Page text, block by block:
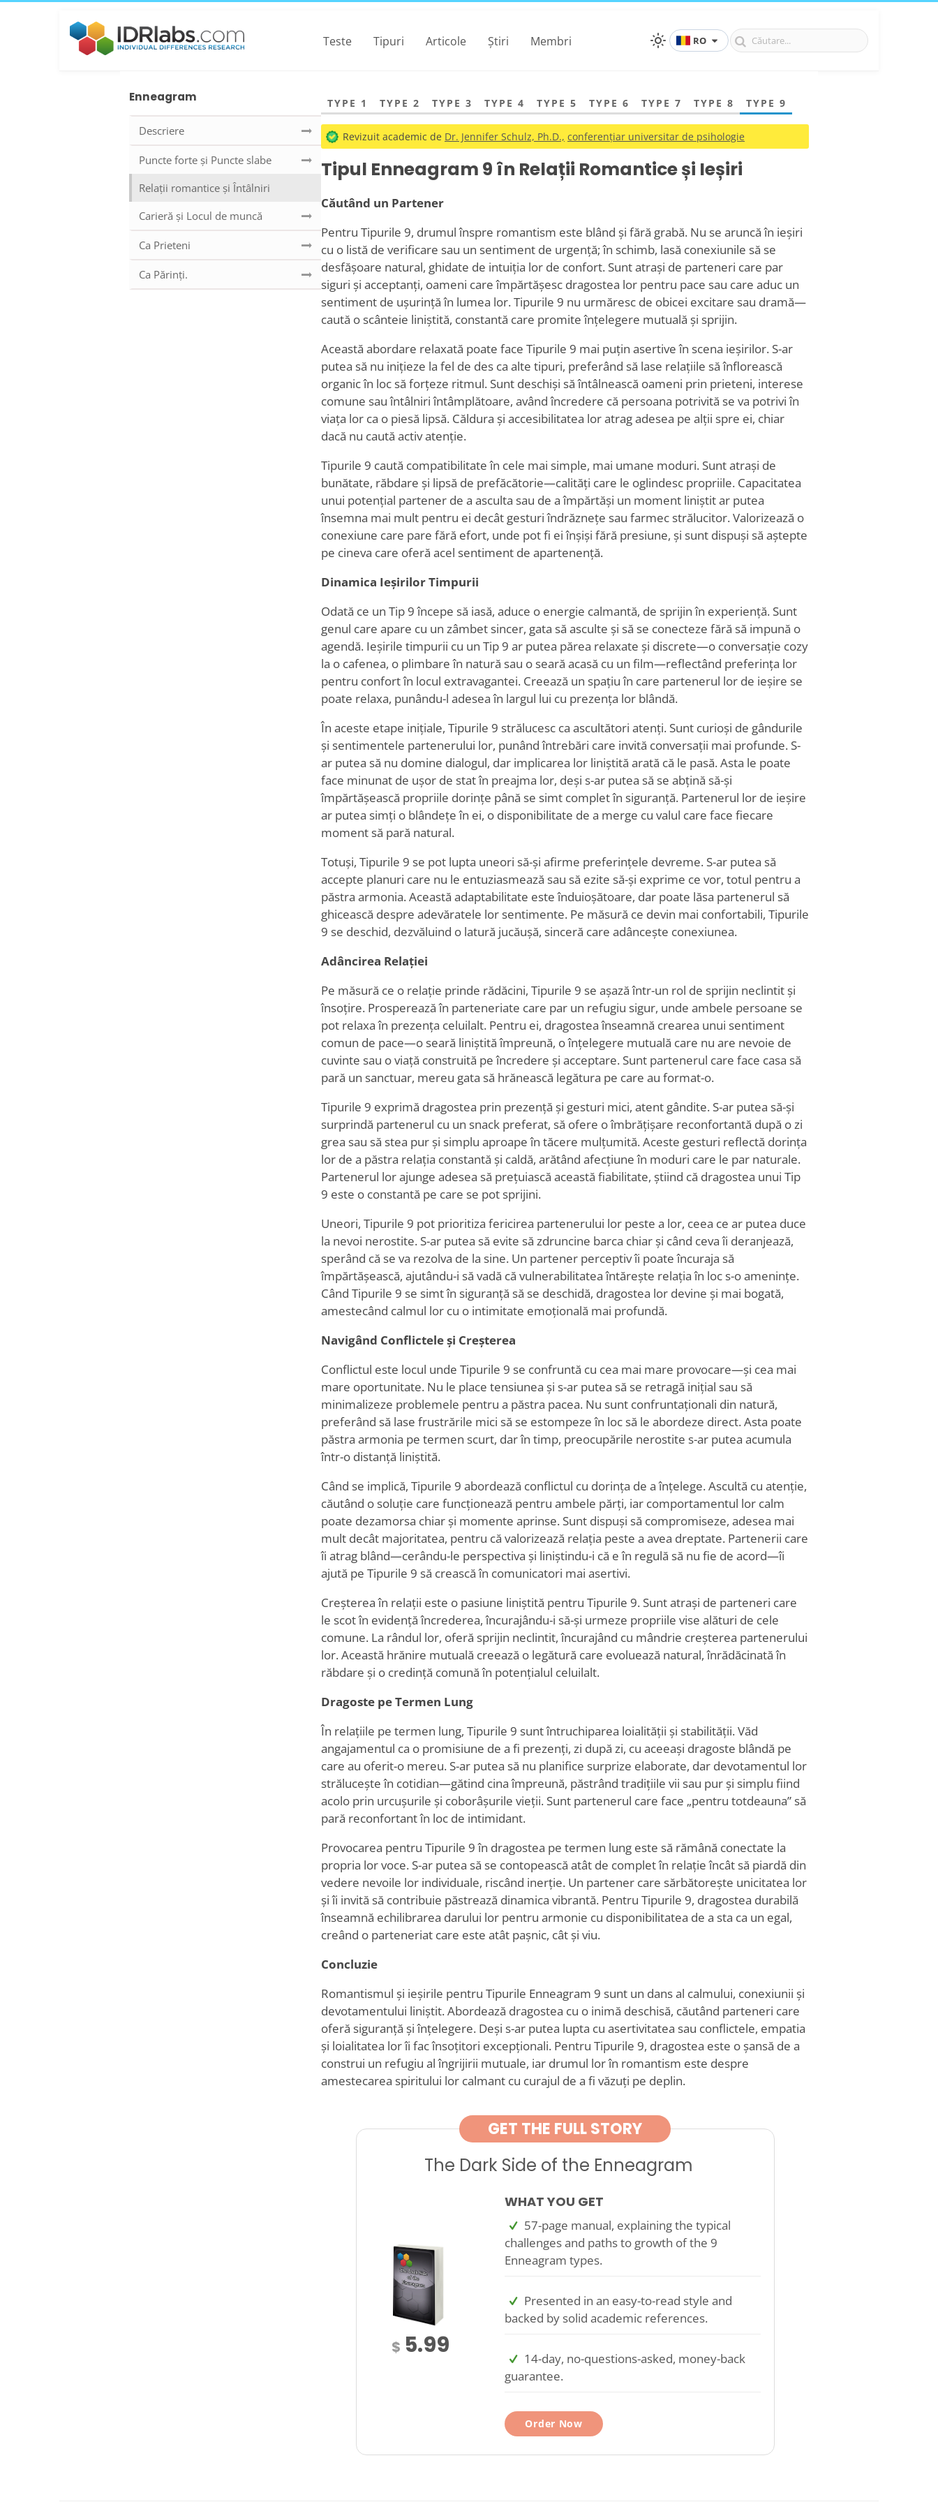
Teste Tipuri Articole Știri Membri RO
Enneagram
Descriere
Puncte forte și Puncte slabe
Relații romantice și Întâlniri
Carieră și Locul de muncă
Ca Prieteni
Ca Părinți.
TYPE 1 TYPE 2 TYPE 3 TYPE 4 TYPE 5 TYPE 6 TYPE 7 TYPE 8 TYPE 9
Revizuit academic de Dr. Jennifer Schulz, Ph.D., conferențiar universitar de psihologie
Tipul Enneagram 9 în Relații Romantice și Ieșiri
Căutând un Partener
Pentru Tipurile 9, drumul înspre romantism este blând și fără grabă. Nu se aruncă în ieșiri
cu o listă de verificare sau un sentiment de urgență; în schimb, lasă conexiunile să se
desfășoare natural, ghidate de intuiția lor de confort. Sunt atrași de parteneri care par
siguri și acceptanți, oameni care împărtășesc dragostea lor pentru pace sau care aduc un
sentiment de ușurință în lumea lor. Tipurile 9 nu urmăresc de obicei excitare sau dramă—
caută o scânteie liniștită, constantă care promite înțelegere mutuală și sprijin.
Această abordare relaxată poate face Tipurile 9 mai puțin asertive în scena ieșirilor. S-ar
putea să nu inițieze la fel de des ca alte tipuri, preferând să lase relațiile să înflorească
organic în loc să forțeze ritmul. Sunt deschiși să întâlnească oameni prin prieteni, interese
comune sau întâlniri întâmplătoare, având încredere că persoana potrivită se va potrivi în
viața lor ca o piesă lipsă. Căldura și accesibilitatea lor atrag adesea pe alții spre ei, chiar
dacă nu caută activ atenție.
Tipurile 9 caută compatibilitate în cele mai simple, mai umane moduri. Sunt atrași de
bunătate, răbdare și lipsă de prefăcătorie—calități care le oglindesc propriile. Capacitatea
unui potențial partener de a asculta sau de a împărtăși un moment liniștit ar putea
însemna mai mult pentru ei decât gesturi îndrăznețe sau farmec strălucitor. Valorizează o
conexiune care pare fără efort, unde pot fi ei înșiși fără presiune, și sunt dispuși să aștepte
pe cineva care oferă acel sentiment de apartenență.
Dinamica Ieșirilor Timpurii
Odată ce un Tip 9 începe să iasă, aduce o energie calmantă, de sprijin în experiență. Sunt
genul care apare cu un zâmbet sincer, gata să asculte și să se conecteze fără să impună o
agendă. Ieșirile timpurii cu un Tip 9 ar putea părea relaxate și discrete—o conversație cozy
la o cafenea, o plimbare în natură sau o seară acasă cu un film—reflectând preferința lor
pentru confort în locul extravagantei. Creează un spațiu în care partenerul lor de ieșire se
poate relaxa, punându-l adesea în largul lui cu prezența lor blândă.
În aceste etape inițiale, Tipurile 9 strălucesc ca ascultători atenți. Sunt curioși de gândurile
și sentimentele partenerului lor, punând întrebări care invită conversații mai profunde. S-
ar putea să nu domine dialogul, dar implicarea lor liniștită arată că le pasă. Asta le poate
face minunat de ușor de stat în preajma lor, deși s-ar putea să se abțină să-și
împărtășească propriile dorințe până se simt complet în siguranță. Partenerul lor de ieșire
ar putea simți o blândețe în ei, o disponibilitate de a merge cu valul care face fiecare
moment să pară natural.
Totuși, Tipurile 9 se pot lupta uneori să-și afirme preferințele devreme. S-ar putea să
accepte planuri care nu le entuziasmează sau să ezite să-și exprime ce vor, totul pentru a
păstra armonia. Această adaptabilitate este înduioșătoare, dar poate lăsa partenerul să
ghicească despre adevăratele lor sentimente. Pe măsură ce devin mai confortabili, Tipurile
9 se deschid, dezvăluind o latură jucăușă, sinceră care adâncește conexiunea.
Adâncirea Relației
Pe măsură ce o relație prinde rădăcini, Tipurile 9 se așază într-un rol de sprijin neclintit și
însoțire. Prosperează în parteneriate care par un refugiu sigur, unde ambele persoane se
pot relaxa în prezența celuilalt. Pentru ei, dragostea înseamnă crearea unui sentiment
comun de pace—o seară liniștită împreună, o înțelegere mutuală care nu are nevoie de
cuvinte sau o viață construită pe încredere și acceptare. Sunt partenerul care face casa să
pară un sanctuar, mereu gata să hrănească legătura pe care au format-o.
Tipurile 9 exprimă dragostea prin prezență și gesturi mici, atent gândite. S-ar putea să-și
surprindă partenerul cu un snack preferat, să ofere o îmbrățișare reconfortantă după o zi
grea sau să stea pur și simplu aproape în tăcere mulțumită. Aceste gesturi reflectă dorința
lor de a păstra relația constantă și caldă, arătând afecțiune în moduri care le par naturale.
Partenerul lor ajunge adesea să prețuiască această fiabilitate, știind că dragostea unui Tip
9 este o constantă pe care se pot sprijini.
Uneori, Tipurile 9 pot prioritiza fericirea partenerului lor peste a lor, ceea ce ar putea duce
la nevoi nerostite. S-ar putea să evite să zdruncine barca chiar și când ceva îi deranjează,
sperând că se va rezolva de la sine. Un partener perceptiv îi poate încuraja să
împărtășească, ajutându-i să vadă că vulnerabilitatea întărește relația în loc s-o amenințe.
Când Tipurile 9 se simt în siguranță să se deschidă, dragostea lor devine și mai bogată,
amestecând calmul lor cu o intimitate emoțională mai profundă.
Navigând Conflictele și Creșterea
Conflictul este locul unde Tipurile 9 se confruntă cu cea mai mare provocare—și cea mai
mare oportunitate. Nu le place tensiunea și s-ar putea să se retragă inițial sau să
minimalizeze problemele pentru a păstra pacea. Nu sunt confruntaționali din natură,
preferând să lase frustrările mici să se estompeze în loc să le abordeze direct. Asta poate
păstra armonia pe termen scurt, dar în timp, preocupările nerostite s-ar putea acumula
într-o distanță liniștită.
Când se implică, Tipurile 9 abordează conflictul cu dorința de a înțelege. Ascultă cu atenție,
căutând o soluție care funcționează pentru ambele părți, iar comportamentul lor calm
poate dezamorsa chiar și momente aprinse. Sunt dispuși să compromiseze, adesea mai
mult decât majoritatea, pentru că valorizează relația peste a avea dreptate. Partenerii care
îi atrag blând—cerându-le perspectiva și liniștindu-i că e în regulă să nu fie de acord—îi
ajută pe Tipurile 9 să crească în comunicatori mai asertivi.
Creșterea în relații este o pasiune liniștită pentru Tipurile 9. Sunt atrași de parteneri care
le scot în evidență încrederea, încurajându-i să-și urmeze propriile vise alături de cele
comune. La rândul lor, oferă sprijin neclintit, încurajând cu mândrie creșterea partenerului
lor. Această hrănire mutuală creează o legătură care evoluează natural, înrădăcinată în
răbdare și o credință comună în potențialul celuilalt.
Dragoste pe Termen Lung
În relațiile pe termen lung, Tipurile 9 sunt întruchiparea loialității și stabilității. Văd
angajamentul ca o promisiune de a fi prezenți, zi după zi, cu aceeași dragoste blândă pe
care au oferit-o mereu. S-ar putea să nu planifice surprize elaborate, dar devotamentul lor
strălucește în cotidian—gătind cina împreună, păstrând tradițiile vii sau pur și simplu fiind
acolo prin urcușurile și coborâșurile vieții. Sunt partenerul care face „pentru totdeauna” să
pară reconfortant în loc de intimidant.
Provocarea pentru Tipurile 9 în dragostea pe termen lung este să rămână conectate la
propria lor voce. S-ar putea să se contopească atât de complet în relație încât să piardă din
vedere nevoile lor individuale, riscând inerție. Un partener care sărbătorește unicitatea lor
și îi invită să contribuie păstrează dinamica vibrantă. Pentru Tipurile 9, dragostea durabilă
înseamnă echilibrarea darului lor pentru armonie cu disponibilitatea de a sta ca un egal,
creând o parteneriat care este atât pașnic, cât și viu.
Concluzie
Romantismul și ieșirile pentru Tipurile Enneagram 9 sunt un dans al calmului, conexiunii și
devotamentului liniștit. Abordează dragostea cu o inimă deschisă, căutând parteneri care
oferă siguranță și înțelegere. Deși s-ar putea lupta cu asertivitatea sau conflictele, empatia
și loialitatea lor îi fac însoțitori excepționali. Pentru Tipurile 9, dragostea este o șansă de a
construi un refugiu al îngrijirii mutuale, iar drumul lor în romantism este despre
amestecarea spiritului lor calmant cu curajul de a fi văzuți pe deplin.
GET THE FULL STORY
The Dark Side of the Enneagram
$ 5.99
WHAT YOU GET
57-page manual, explaining the typical
challenges and paths to growth of the 9
Enneagram types.
Presented in an easy-to-read style and
backed by solid academic references.
14-day, no-questions-asked, money-back
guarantee.
Order Now